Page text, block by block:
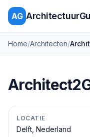
AG
Home/Architecten/
LOCATIE
Delft, Nederland